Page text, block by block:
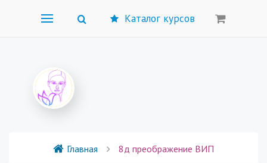
Каталог курсов
Главная 8д преображение ВИП